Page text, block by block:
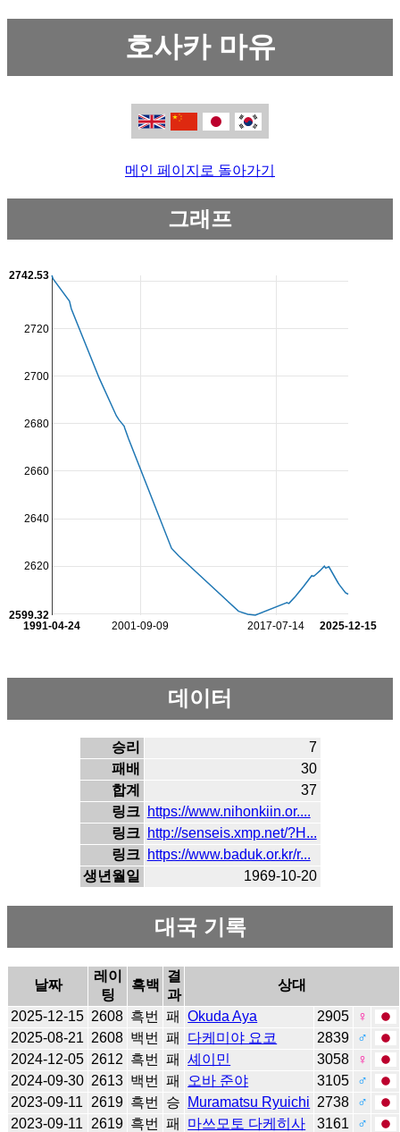
호사카 마유
메인 페이지로 돌아가기
그래프
2001-09-09 2017-07-14
1991-04-24 2025-12-15
2620
2640
2660
2680
2700
2720
2599.32
2742.53
데이터
승리
7
패배
30
합계
37
링크 https://www.nihonkiin.or....
링크 http://senseis.xmp.net/?H...
링크 https://www.baduk.or.kr/r...
생년월일
1969-10-20
대국 기록
날짜
레이
팅
흑백
결
과
상대
2025-12-15 2608 흑번 패 Okuda Aya 2905
♀
2025-08-21 2608 백번 패 다케미야 요코 2839
♂
2024-12-05 2612 흑번 패 셰이민 3058
♀
2024-09-30 2613 백번 패 오바 준야 3105
♂
2023-09-11
2619 흑번 승 Muramatsu Ryuichi 2738
♂
2023-09-11
2619 흑번 패 마쓰모토 다케히사 3161
♂